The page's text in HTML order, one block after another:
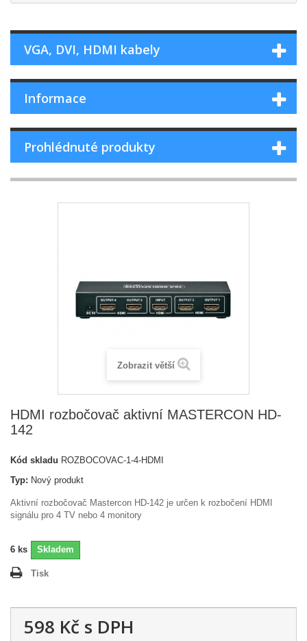
VGA, DVI, HDMI kabely
Informace
Prohlédnuté produkty
Zobrazit větší
HDMI rozbočovač aktivní MASTERCON HD-
142
Kód skladu ROZBOCOVAC-1-4-HDMI
Typ: Nový produkt
Aktivní rozbočovač Mastercon HD-142 je určen k rozbočení HDMI
signálu pro 4 TV nebo 4 monitory
6 ks Skladem
Tisk
598 Kč s DPH